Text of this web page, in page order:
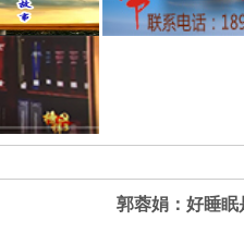
郭蓉娟：好睡